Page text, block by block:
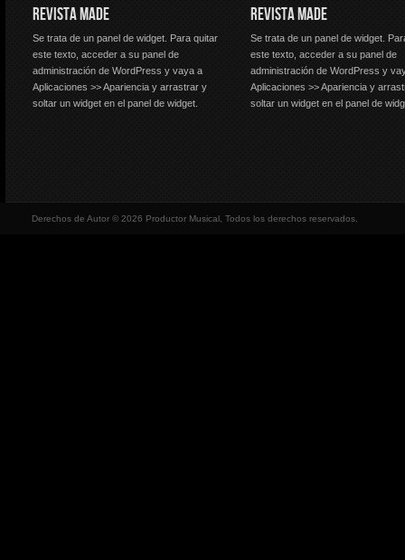
REVISTA MADE
Se trata de un panel de widget. Para quitar
este texto, acceder a su panel de
administración de WordPress y vaya a
Aplicaciones >> Apariencia y arrastrar y
soltar un widget en el panel de widget.
REVISTA MADE
Se trata de un panel de widget.
este texto, acceder a su panel de
administración de WordPress y
Aplicaciones >> Apariencia y
soltar un widget en el panel de
Derechos de Autor © 2026 Productor Musical, Todos los derechos reservados.